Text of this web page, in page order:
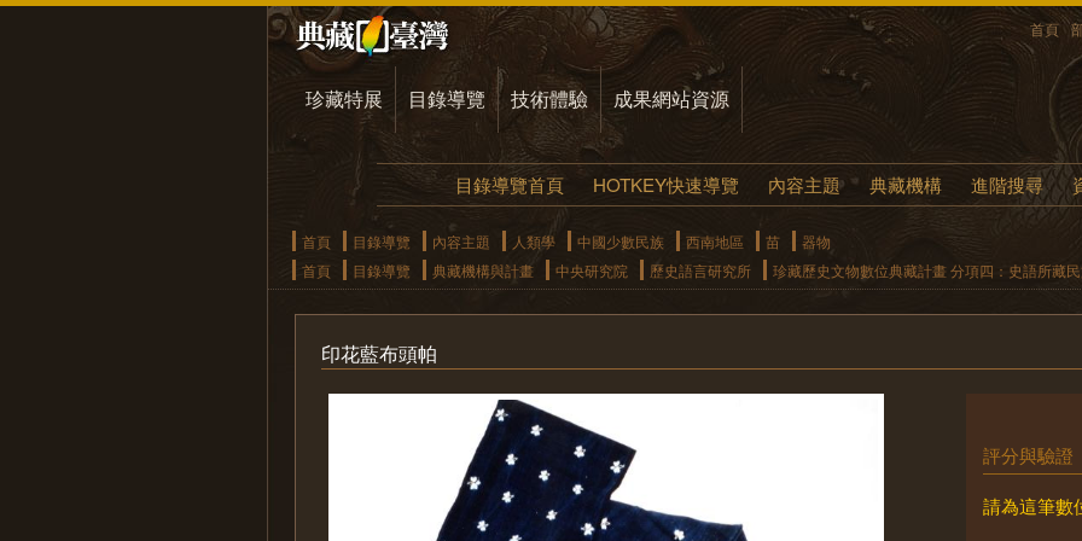
首頁
珍藏特展 目錄導覽 技術體驗 成果網站資源
目錄導覽首頁 HOTKEY快速導覽 內容主題 典藏機構 進階搜尋
首頁 目錄導覽 內容主題 人類學 中國少數民族 西南地區 苗
器物
首頁
目錄導覽 典藏機構與計畫 中央研究院 歷史語言研究所 珍藏歷史文物數位典藏計畫 分項四：史語所藏
印花藍布頭帕
評分與驗證
請為這筆數